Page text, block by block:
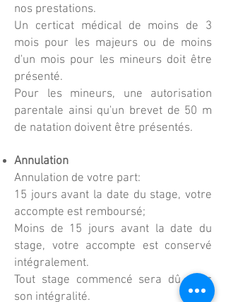
nos prestations.
Un certicat médical de moins de 3
mois pour les majeurs ou de moins
d'un mois pour les mineurs doit être
présenté.
Pour les mineurs, une autorisation
parentale ainsi qu'un brevet de 50 m
de natation doivent être présentés.
Annulation
Annulation de votre part:
15 jours avant la date du stage, votre
accompte est remboursé;
Moins de 15 jours avant la date du
stage, votre accompte est conservé
intégralement.
Tout stage commencé sera dû dans
son intégralité.